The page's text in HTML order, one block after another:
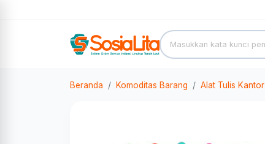
Beranda Komoditas Barang Alat Tulis Kantor